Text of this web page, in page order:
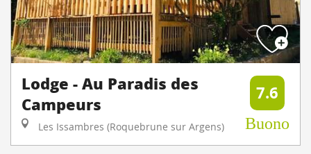
Lodge - Au Paradis des
Campeurs
Les Issambres (Roquebrune sur Argens)
7.6
Buono